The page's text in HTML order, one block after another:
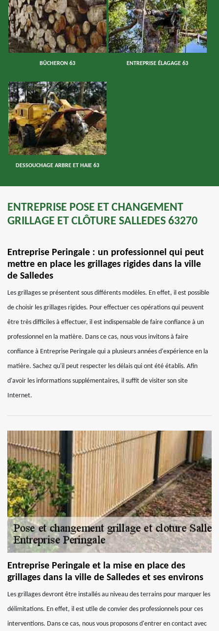
BÛCHERON 63 ENTREPRISE ÉLAGAGE 63
DESSOUCHAGE ARBRE ET HAIE 63
ENTREPRISE POSE ET CHANGEMENT
GRILLAGE ET CLÔTURE SALLEDES 63270
Entreprise Peringale : un professionnel qui peut
mettre en place les grillages rigides dans la ville
de Salledes
Les grillages se présentent sous différents modèles. En effet, il est possible
de choisir les grillages rigides. Pour effectuer ces opérations qui peuvent
être très difficiles à effectuer, il est indispensable de faire confiance à un
professionnel en la matière. Dans ce cas, nous vous invitons à faire
confiance à Entreprise Peringale qui a plusieurs années d'expérience en la
matière. Sachez qu'il peut respecter les délais qui ont été établis. Afin
d'avoir les informations supplémentaires, il suffit de visiter son site
Internet.
Entreprise Peringale et la mise en place des
grillages dans la ville de Salledes et ses environs
Les grillages devront être installés au niveau des terrains pour marquer les
délimitations. En effet, il est utile de convier des professionnels pour ces
interventions. Dans ce cas, nous vous proposons d'entrer en contact avec